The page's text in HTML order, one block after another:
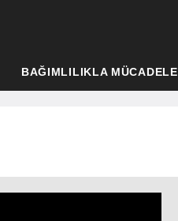
BAĞIMLILIKLA MÜCADELE